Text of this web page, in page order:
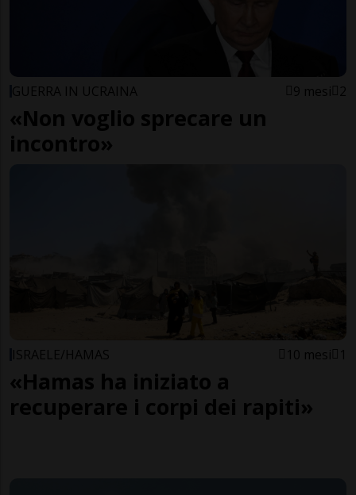
GUERRA IN UCRAINA 9 mesi 2
«Non voglio sprecare un
incontro»
ISRAELE/HAMAS 10 mesi 1
«Hamas ha iniziato a
recuperare i corpi dei rapiti»